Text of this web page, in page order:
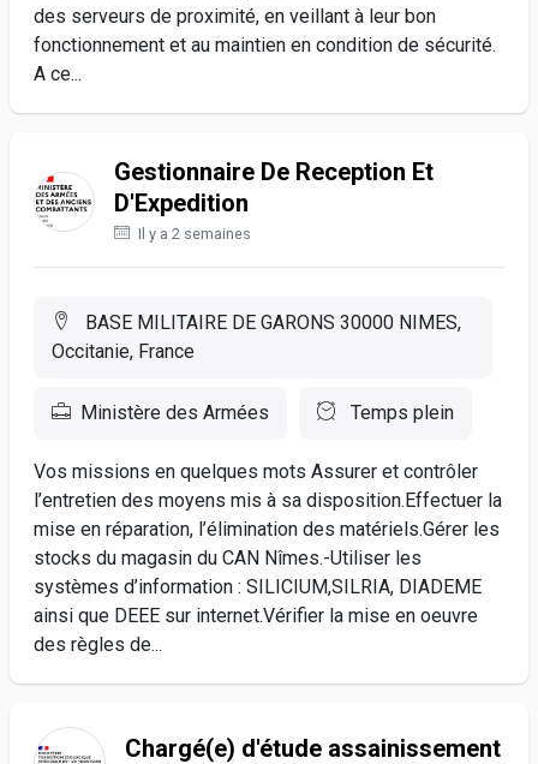
des serveurs de proximité, en veillant à leur bon
fonctionnement et au maintien en condition de sécurité.
A ce...
Gestionnaire De Reception Et
D'Expedition
Il y a 2 semaines
BASE MILITAIRE DE GARONS 30000 NIMES,
Occitanie, France
Ministère des Armées Temps plein
Vos missions en quelques mots Assurer et contrôler
l’entretien des moyens mis à sa disposition.Effectuer la
mise en réparation, l’élimination des matériels.Gérer les
stocks du magasin du CAN Nîmes.-Utiliser les
systèmes d’information : SILICIUM,SILRIA, DIADEME
ainsi que DEEE sur internet.Vérifier la mise en oeuvre
des règles de...
Chargé(e) d'étude assainissement